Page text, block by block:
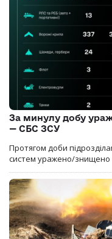
За минулу добу
— СБС ЗСУ
Протягом доби
систем уражено/знищено